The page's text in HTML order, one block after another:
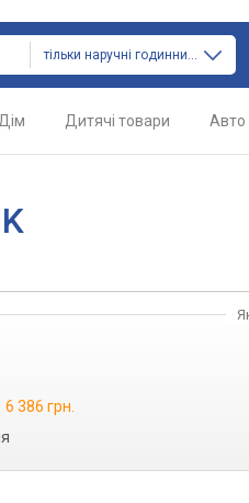
тільки наручні годинники
Дім Дитячі товари Авто
6 386 грн.